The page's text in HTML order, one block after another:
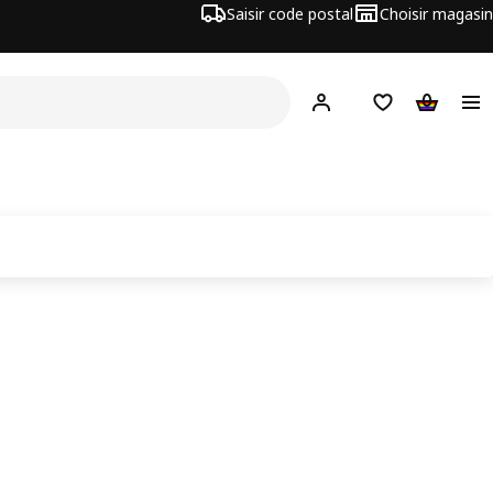
Saisir code postal Choisir magasin
Hej! Connecte-toi
Liste d'achats
Panier